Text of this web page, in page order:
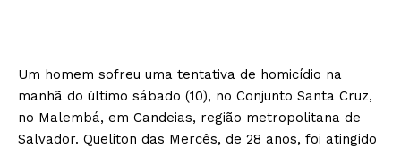
Um homem sofreu uma tentativa de homicídio na
manhã do último sábado (10), no Conjunto Santa Cruz,
no Malembá, em Candeias, região metropolitana de
Salvador. Queliton das Mercês, de 28 anos, foi atingido